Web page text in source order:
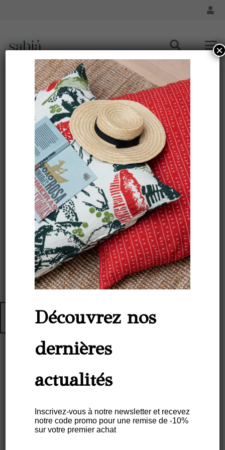
Set de table APUÍ couleur ORANGE – caoutchouc naturel
Accueil /Maison - Feuilles Amazoniennes/ Set de table
APUÍ couleur ORANGE – caoutchouc naturel
Set De Table APUÍ Couleur
ORANGE – Caoutchouc Naturel
38,00
Découvrez nos
dernières
actualités
Inscrivez-vous à notre newsletter et recevez
notre code promo pour une remise de -10%
sur votre premier achat
×